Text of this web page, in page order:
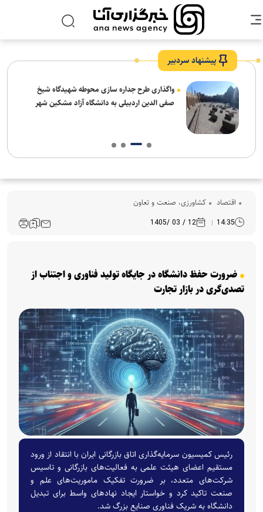
پیشنهاد سردبیر
واگذاری طرح جداره سازی محوطه شهیدگاه شیخ
صفی الدین اردبیلی به دانشگاه آزاد مشکین شهر
اقتصاد کشاورزی، صنعت و تعاون
14:35
12 / 03 /1405
ضرورت حفظ دانشگاه در جایگاه تولید فناوری و اجتناب از
تصدی‌گری در بازار تجارت
رئیس کمیسیون سرمایه‌گذاری اتاق بازرگانی ایران با انتقاد از ورود
مستقیم اعضای هیئت علمی به فعالیت‌های بازرگانی و تاسیس
شرکت‌های متعدد، بر ضرورت تفکیک ماموریت‌های علم و
صنعت تاکید کرد و خواستار ایجاد نهاد‌های واسط برای تبدیل
دانشگاه به شریک فناوری صنایع بزرگ شد.